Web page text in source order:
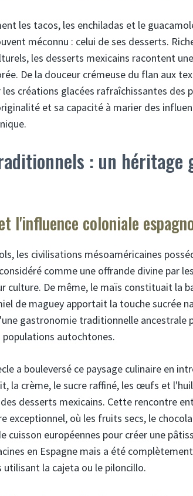
les tacos, les enchiladas et le
méconnu : celui de ses desserts.
les desserts mexicains racontent
De la douceur crémeuse du flan aux
créations glacées rafraîchissantes des
et sa capacité à marier des
: un héritage
l'influence coloniale
les civilisations mésoaméricaines
comme une offrande divine par
culture. De même, le maïs constituait la
de maguey apportait la touche sucrée
gastronomie traditionnelle ancestrale
autochtones.
a bouleversé ce paysage culinaire en
la crème, le sucre raffiné, les œufs et
desserts mexicains. Cette rencontre
exceptionnel, où les fruits secs, le
cuisson européennes pour créer une
en Espagne mais a été
utilisant la cajeta ou le piloncillo.